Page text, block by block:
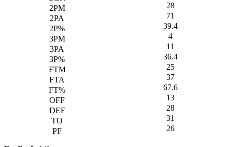
28
71
39.4
4
11
36.4
25
37
67.6
13
28
31
26